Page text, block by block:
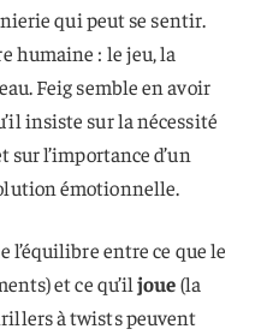
qui peut se sentir.
humaine : le jeu, la
Feig semble en avoir
insiste sur la nécessité
sur l’importance d’un
émotionnelle.
l’équilibre entre ce que le
et ce qu’iljoue(la
à twists peuvent